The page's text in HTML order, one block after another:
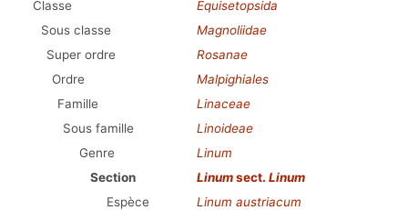
Classe
Equisetopsida
Sous classe
Magnoliidae
Super ordre
Rosanae
Ordre
Malpighiales
Famille
Linaceae
Sous famille
Linoideae
Genre
Linum
Section
Linumsect. Linum
Espèce
Linum austriacum